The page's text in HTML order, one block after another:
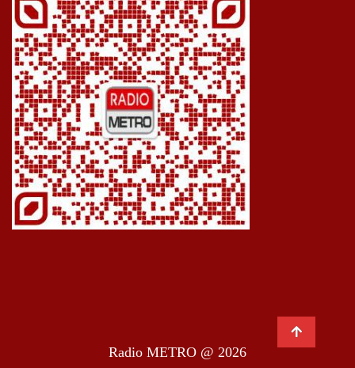
Radio METRO @ 2026